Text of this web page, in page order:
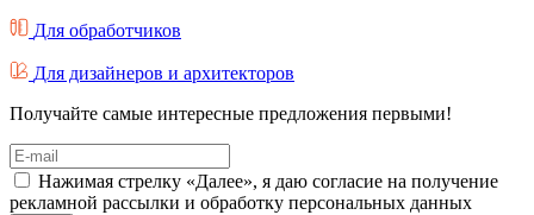
Для обработчиков
Для дизайнеров и архитекторов
Получайте самые интересные предложения первыми!
Нажимая стрелку «Далее», я даю согласие на получение
рекламной рассылки и обработку персональных данных